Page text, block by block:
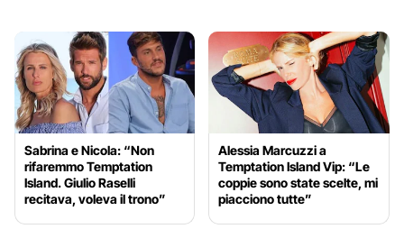
Sabrina e Nicola: “Non
rifaremmo Temptation
Island. Giulio Raselli
recitava, voleva il trono”
Alessia Marcuzzi a
Temptation Island Vip: “Le
coppie sono state scelte, mi
piacciono tutte”